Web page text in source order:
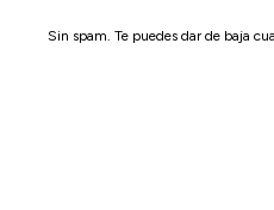
Sin spam. Te puedes dar de baja